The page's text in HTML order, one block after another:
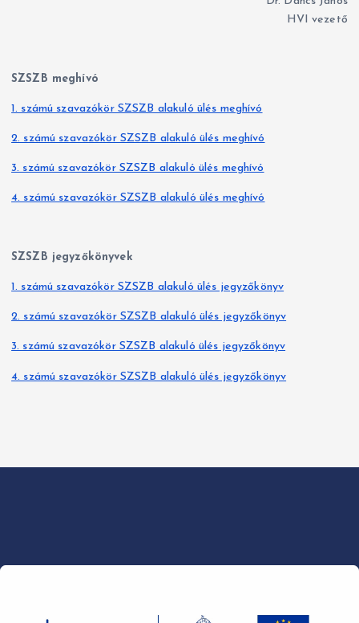
HVI vezető
SZSZB meghívó
1. számú szavazókör SZSZB alakuló ülés meghívó
2. számú szavazókör SZSZB alakuló ülés meghívó
3. számú szavazókör SZSZB alakuló ülés meghívó
4. számú szavazókör SZSZB alakuló ülés meghívó
SZSZB jegyzőkönyvek
1. számú szavazókör SZSZB alakuló ülés jegyzőkönyv
2. számú szavazókör SZSZB alakuló ülés jegyzőkönyv
3. számú szavazókör SZSZB alakuló ülés jegyzőkönyv
4. számú szavazókör SZSZB alakuló ülés jegyzőkönyv